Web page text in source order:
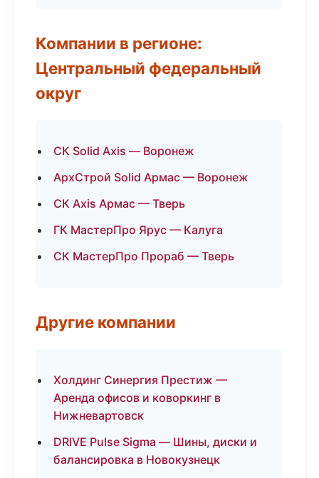
Компании в регионе:
Центральный федеральный
округ
СК Solid Axis — Воронеж
АрхСтрой Solid Армас — Воронеж
СК Axis Армас — Тверь
ГК МастерПро Ярус — Калуга
СК МастерПро Прораб — Тверь
Другие компании
Холдинг Синергия Престиж —
Аренда офисов и коворкинг в
Нижневартовск
DRIVE Pulse Sigma — Шины, диски и
балансировка в Новокузнецк